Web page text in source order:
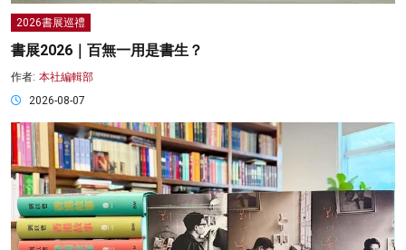
2026書展巡禮
書展2026｜百無一用是書生？
作者: 本社編輯部
2026-08-07